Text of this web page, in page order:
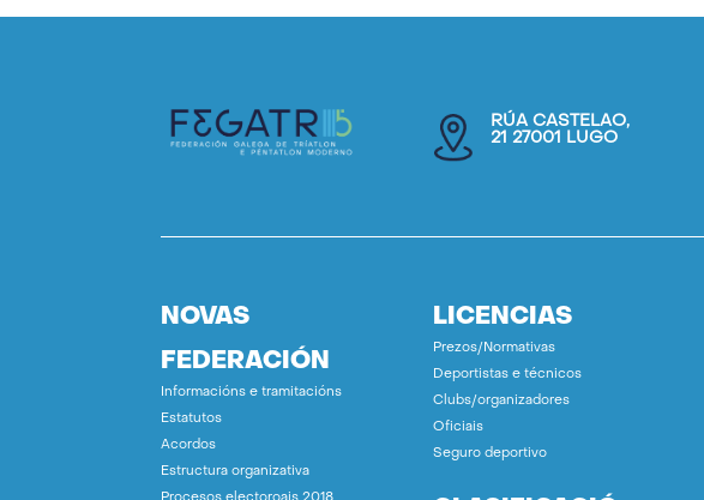
RÚA CASTELAO,
21 27001 LUGO
NOVAS
FEDERACIÓN
Informacións e tramitacións
Estatutos
Acordos
Estructura organizativa
LICENCIAS
Prezos/Normativas
Deportistas e técnicos
Clubs/organizadores
Oficiais
Seguro deportivo